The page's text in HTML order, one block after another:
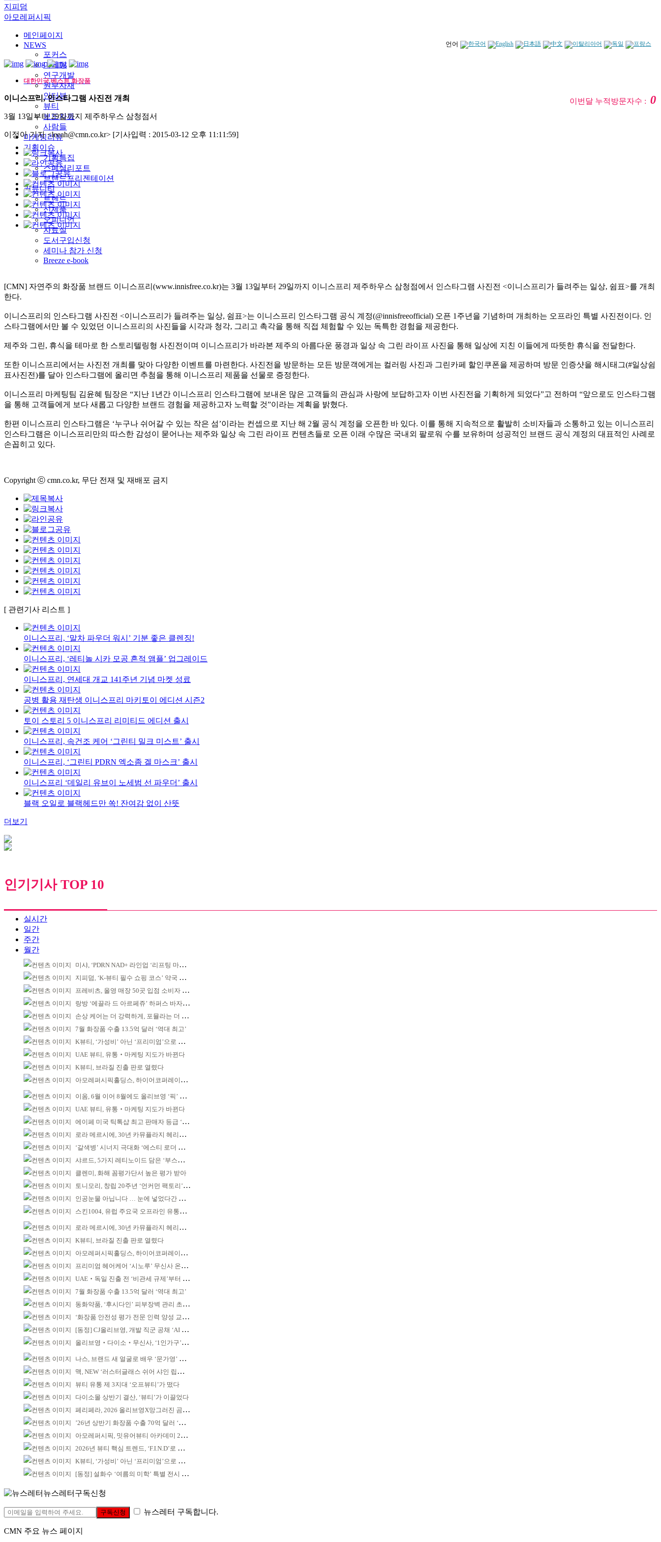
지피덤
아모레퍼시픽
언어
메인페이지
NEWS
포커스
마케팅
연구개발
원부자재
인터뷰
뷰티
보도자료
사람들
마케팅리뷰
기획이슈
기획특집
스페셜리포트
브랜드프리젠테이션
커뮤니티
트렌드
신제품
오피니언
자료실
도서구입신청
세미나 참가 신청
Breeze e-book
대한민국 베스트 화장품
이번달 누적방문자수 :0
이니스프리, 인스타그램 사진전 개최
3월 13일부터 29일까지 제주하우스 삼청점서
이정아 기자 <leeah@cmn.co.kr> [기사입력 : 2015-03-12 오후 11:11:59]
[CMN] 자연주의 화장품 브랜드 이니스프리 (www.innisfree.co.kr)는 3월 13일부터 29일까지 이니스프리 제주하우스 삼청점에서 인스타그램 사진전 <이니스프리가 들려주는 일상, 쉼표>를 개최
한다.
이니스프리의 인스타그램 사진전 <이니스프리가 들려주는 일상, 쉼표>는 이니스프리 인스타그램 공식 계정(@innisfreeofficial) 오픈 1 주년을 기념하며 개최하는 오프라인 특별 사진전이다. 인
스타그램에서만 볼 수 있었던 이니스프리의 사진들을 시각과 청각, 그리고 촉각을 통해 직접 체험할 수 있는 독특한 경험을 제공한다.
제주와 그린, 휴식을 테마로 한 스토리텔링형 사진전이며 이니스프리가 바라본 제주의 아름다운 풍경과 일상 속 그린 라이프 사진을 통해 일상에 지친 이들에게 따뜻한 휴식을 전달한다.
또한 이니스프리에서는 사진전 개최를 맞아 다양한 이벤트를 마련한다. 사진전을 방문하는 모든 방문객에게는 컬러링 사진과 그린카페 할인쿠폰을 제공하며 방문 인증샷을 해시태그(#일상쉼
표사진전)를 달아 인스타그램에 올리면 추첨을 통해 이니스프리 제품을 선물로 증정한다.
이니스프리 마케팅팀 김윤혜 팀장은 “지난 1 년간 이니스프리 인스타그램에 보내온 많은 고객들의 관심과 사랑에 보답하고자 이번 사진전을 기획하게 되었다”고 전하며 “앞으로도 인스타그램
을 통해 고객들에게 보다 새롭고 다양한 브랜드 경험을 제공하고자 노력할 것”이라는 계획을 밝혔다.
한편 이니스프리 인스타그램은 ‘누구나 쉬어갈 수 있는 작은 섬’이라는 컨셉으로 지난 해 2월 공식 계정을 오픈한 바 있다. 이를 통해 지속적으로 활발히 소비자들과 소통하고 있는 이니스프리
인스타그램은 이니스프리만의 따스한 감성이 묻어나는 제주와 일상 속 그린 라이프 컨텐츠들로 오픈 이래 수많은 국내외 팔로워 수를 보유하며 성공적인 브랜드 공식 계정의 대표적인 사례로
손꼽히고 있다.
Copyright ⓒ cmn.co.kr, 무단 전재 및 재배포 금지
[ 관련기사 리스트 ]
이니스프리, ‘말차 파우더 워시’ 기분 좋은 클렌징!
이니스프리, ‘레티놀 시카 모공 흔적 앰플’ 업그레이드
이니스프리, 연세대 개교 141주년 기념 마켓 성료
공병 활용 재탄생 이니스프리 마키토이 에디션 시즌2
토이 스토리 5 이니스프리 리미티드 에디션 출시
이니스프리, 속건조 케어 ‘그린티 밀크 미스트’ 출시
이니스프리, ‘그린티 PDRN 엑소좀 겔 마스크’ 출시
이니스프리 ‘데일리 유브이 노세범 선 파우더’ 출시
블랙 오일로 블랙헤드만 쏙! 잔여감 없이 산뜻
더보기
인기기사 TOP 10
실시간
일간
주간
월간
미샤, ‘PDRN NAD+ 라인업 ‘리프팅 마스크’ 출시
지피덤, ‘K-뷰티 필수 쇼핑 코스’ 약국 공략
프레비츠, 올영 매장 50곳 입점 소비자 접점 강화
랑방 ‘에끌라 드 아르페쥬’ 하퍼스 바자 화보 공개
손상 케어는 더 강력하게, 포뮬라는 더 산뜻하게!
7월 화장품 수출 13.5억 달러 ‘역대 최고’
K뷰티, ‘가성비’ 아닌 ‘프리미엄’으로 승부걸어야
UAE 뷰티, 유통‧마케팅 지도가 바뀐다
K뷰티, 브라질 진출 판로 열렸다
아모레퍼시픽홀딩스, 하이어코퍼레이션과 투자계약
이옴, 6월 이어 8월에도 올리브영 ‘픽’ 선정
UAE 뷰티, 유통‧마케팅 지도가 바뀐다
에이페 미국 틱톡샵 최고 판매자 등급 ‘Tier 5’ 달성
로라 메르시에, 30년 카뮤플라지 헤리티지 담아
‘갈색병’ 시너지 극대화 ‘에스티 로더 스킨부스터’ 출시
샤르드, 5가지 레티노이드 담은 ‘부스팅 세럼’ 출시
클렌미, 화해 꼼평가단서 높은 평가 받아
토니모리, 창립 20주년 ‘언커먼 팩토리’ 팝업 성료
인공눈물 아닙니다 … 눈에 넣었다간 각막 손상
스킨1004, 유럽 주요국 오프라인 유통망 확대
로라 메르시에, 30년 카뮤플라지 헤리티지 담아
K뷰티, 브라질 진출 판로 열렸다
아모레퍼시픽홀딩스, 하이어코퍼레이션과 투자계약
프리미엄 헤어케어 ‘시노루’ 무신사 온라인 입점
UAE‧독일 진출 전 ‘비관세 규제’부터 챙겨야
7월 화장품 수출 13.5억 달러 ‘역대 최고’
동화약품, ‘후시다인’ 피부장벽 관리 초점 ‘리브랜딩’
‘화장품 안전성 평가 전문 인력 양성 교육’ 실시
[동정] CJ올리브영, 개발 직군 공채 ‘AI 과제’ 신설
올리브영‧다이소‧무신사, ‘1인가구’가 이끈다
나스, 브랜드 새 얼굴로 배우 ‘문가영’ 발탁
맥, NEW ‘러스터글래스 쉬어 샤인 립스틱’ 출시
뷰티 유통 제 3지대 ‘오프뷰티’가 떴다
다이소몰 상반기 결산, ‘뷰티’가 이끌었다
페리페라, 2026 올리브영X망그러진 곰 콜라보
’26년 상반기 화장품 수출 70억 달러 ‘역대 최고’
아모레퍼시픽, 밋유어뷰티 아카데미 2기 발대식
2026년 뷰티 핵심 트렌드, ‘F.I.N.D’로 읽는다
K뷰티, ‘가성비’ 아닌 ‘프리미엄’으로 승부걸어야
[동정] 설화수 ‘여름의 미학’ 특별 전시 개최
뉴스레터구독신청
구독신청 뉴스레터 구독합니다.
CMN 주요 뉴스 페이지